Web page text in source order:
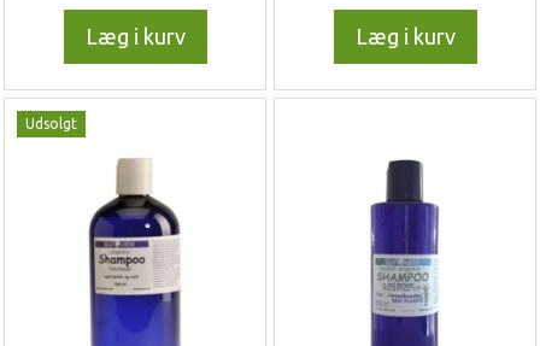
Læg i kurv Læg i kurv
Udsolgt